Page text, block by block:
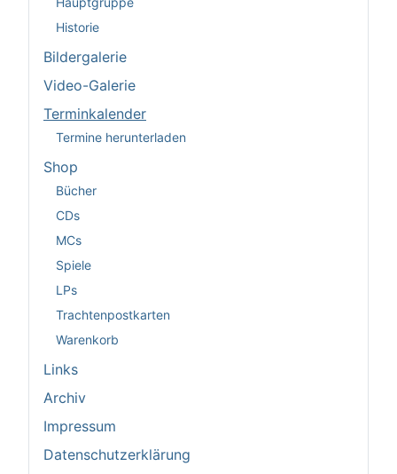
Historie
Bildergalerie
Video-Galerie
Terminkalender
Termine herunterladen
Shop
Bücher
CDs
MCs
Spiele
LPs
Trachtenpostkarten
Warenkorb
Links
Archiv
Impressum
Datenschutzerklärung